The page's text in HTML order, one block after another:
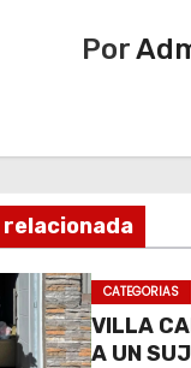
Por
CATEGORIAS
VILLA
A UN